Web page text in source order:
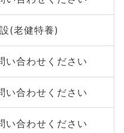
(老健特養)
い合わせください
い合わせください
い合わせください